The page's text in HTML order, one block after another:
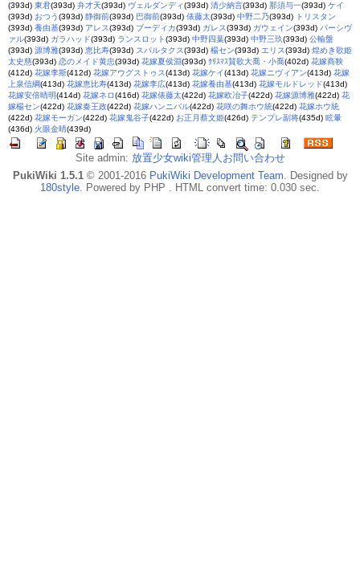
(393d) 東君(393d) 弁才天(393d) ヴェルダンディ(393d) 清少納言(393d) 那須与一(393d) ケイ
(393d) おつう(393d) 静御前(393d) 巴御前(393d) 俵藤太(393d) 中野二乃(393d) トリスタン
(393d) 養由基(393d) アレス(393d) ブーディカ(393d) ガレス(393d) ガウェイン(393d) パーシヴ
ァル(393d) ガラハッド(393d) ランスロット(393d) 中野四葉(393d) 中野三玖(393d) 公輸盤
(393d) 源博雅(393d) 恵比寿(393d) スパルタクス(393d) 楊セン(393d) エリス(393d) 煌めき歌姫
太史慈(393d) 恋のメイド黄忠(393d) 花嫁夏侯淵(393d) ｸﾘｽﾏｽ賛歌大喬・小喬(402d) 花嫁商鞅
(412d) 花嫁李斯(412d) 花嫁アウグストゥス(413d) 花嫁ケイ(413d) 花嫁ニヴィアン(413d) 花嫁
上泉信綱(413d) 花嫁恵比寿(413d) 花嫁李広(413d) 花嫁養由基(413d) 花嫁モルドレッド(413d)
花嫁安倍晴明(414d) 花嫁ネロ(416d) 花嫁俵藤太(422d) 花嫁欧冶子(422d) 花嫁源博雅(422d) 花
嫁楊セン(422d) 花嫁秦王政(422d) 花嫁ハンニバル(422d) 花咲の舞ホウ統(422d) 花嫁ホウ統
(422d) 花嫁モーガン(422d) 花嫁鬼谷子(422d) お正月蔡文姫(426d) テンプレ副将(435d) 眩暈
(436d) 火眼金晴(439d)
Site admin: 放置少女wiki管理人お問い合わせ
PukiWiki 1.5.1© 2001-2016 PukiWiki Development Team. Designed by
180style. Powered by PHP . HTML convert time: 0.030 sec.